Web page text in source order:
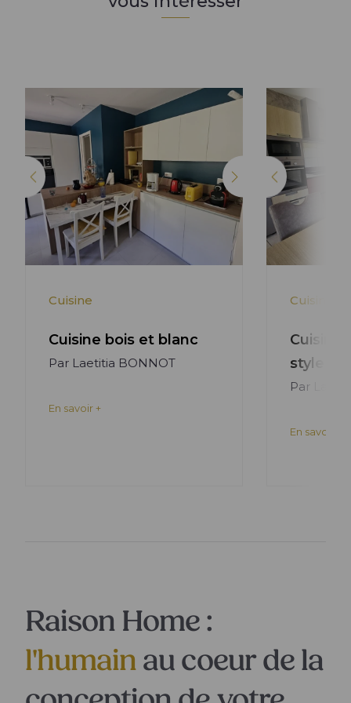
Cuisine
Cuisine bois et blanc
Par Laetitia BONNOT
En savoir +
Cuisine
Cuisine
style
Par
En savoir +
Raison Home :
l'humain au coeur de la